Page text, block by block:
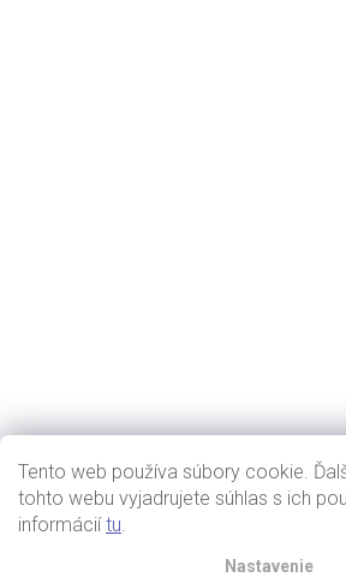
Tento web používa súbory cookie.
tohto webu vyjadrujete súhlas s ich
informáciítu.
Nastavenie